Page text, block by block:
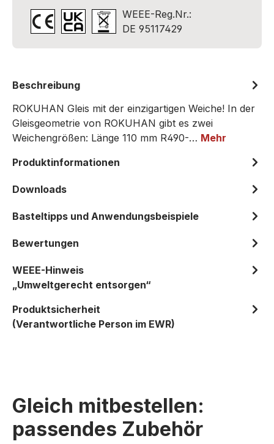
WEEE-Reg.Nr.:
DE 95117429
Beschreibung
ROKUHAN Gleis mit der einzigartigen Weiche! In der
Gleisgeometrie von ROKUHAN gibt es zwei
Weichengrößen: Länge 110 mm R490-… Mehr
Produktinformationen
Downloads
Basteltipps und Anwendungsbeispiele
Bewertungen
WEEE-Hinweis
„Umweltgerecht entsorgen“
Produktsicherheit
(Verantwortliche Person im EWR)
Gleich mitbestellen:
passendes Zubehör